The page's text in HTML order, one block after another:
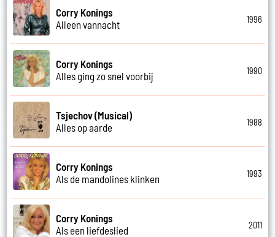
Corry Konings
Alleen vannacht
1996
Corry Konings
Alles ging zo snel voorbij
1990
Tsjechov (Musical)
Alles op aarde
1988
Corry Konings
Als de mandolines klinken
1993
Corry Konings
Als een liefdeslied
2011